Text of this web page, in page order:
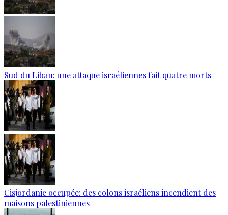
Sud du Liban: une attaque israéliennes fait quatre morts
Cisjordanie occupée: des colons israéliens incendient des
maisons palestiniennes